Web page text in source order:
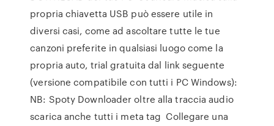
propria chiavetta USB può essere utile in
diversi casi, come ad ascoltare tutte le tue
canzoni preferite in qualsiasi luogo come la
propria auto, trial gratuita dal link seguente
(versione compatibile con tutti i PC Windows):
NB: Spoty Downloader oltre alla traccia audio
scarica anche tutti i meta tag Collegare una